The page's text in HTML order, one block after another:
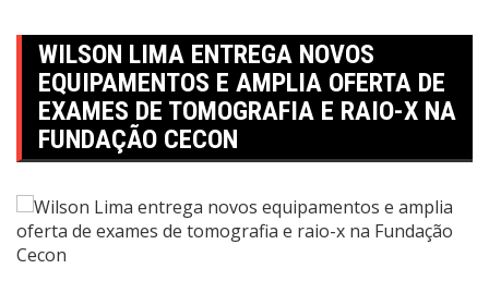
WILSON LIMA ENTREGA NOVOS
EQUIPAMENTOS E AMPLIA OFERTA DE
EXAMES DE TOMOGRAFIA E RAIO-X NA
FUNDAÇÃO CECON